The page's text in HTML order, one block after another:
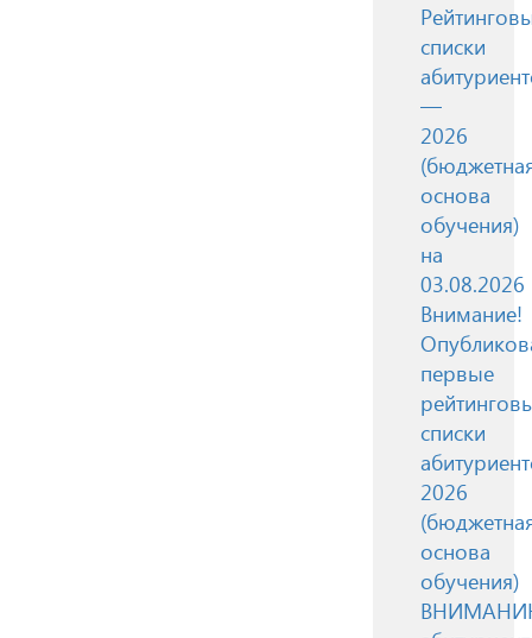
списки
—
2026
основа
обучения)
на
03.08.2026
Внимание!
первые
списки
2026
основа
обучения)